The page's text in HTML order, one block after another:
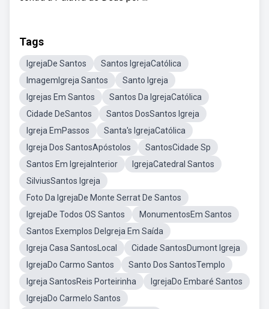
Tags
IgrejaDe Santos
Santos IgrejaCatólica
ImagemIgreja Santos
Santo Igreja
Igrejas Em Santos
Santos Da IgrejaCatólica
Cidade DeSantos
Santos DosSantos Igreja
Igreja EmPassos
Santa's IgrejaCatólica
Igreja Dos SantosApóstolos
SantosCidade Sp
Santos Em IgrejaInterior
IgrejaCatedral Santos
SilviusSantos Igreja
Foto Da IgrejaDe Monte Serrat De Santos
IgrejaDe Todos OS Santos
MonumentosEm Santos
Santos Exemplos DeIgreja Em Saída
Igreja Casa SantosLocal
Cidade SantosDumont Igreja
IgrejaDo Carmo Santos
Santo Dos SantosTemplo
Igreja SantosReis Porteirinha
IgrejaDo Embaré Santos
IgrejaDo Carmelo Santos